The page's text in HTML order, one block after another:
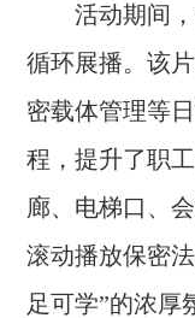
活动期间
循环展播。该
密载体管理等
程，提升了职
廊、电梯口、
滚动播放保密
足可学”的浓厚